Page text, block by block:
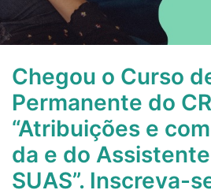
Chegou o Curso
Permanente do
“Atribuições e
da e do
SUAS”. Inscreva-